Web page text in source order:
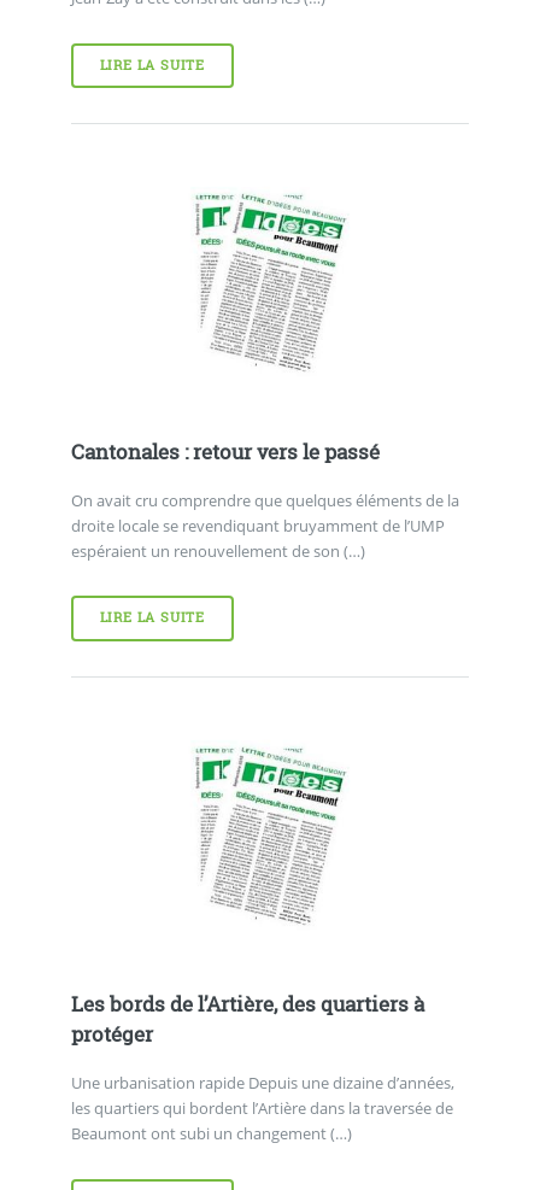
LIRE LA SUITE
Cantonales : retour vers le passé
On avait cru comprendre que quelques éléments de la
droite locale se revendiquant bruyamment de l’UMP
espéraient un renouvellement de son (…)
LIRE LA SUITE
Les bords de l’Artière, des quartiers à
protéger
Une urbanisation rapide Depuis une dizaine d’années,
les quartiers qui bordent l’Artière dans la traversée de
Beaumont ont subi un changement (…)